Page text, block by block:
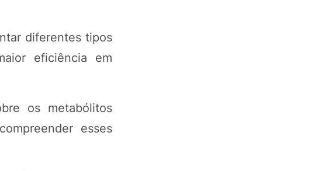
diferentes tipos
eficiência em
os metabólitos
esses